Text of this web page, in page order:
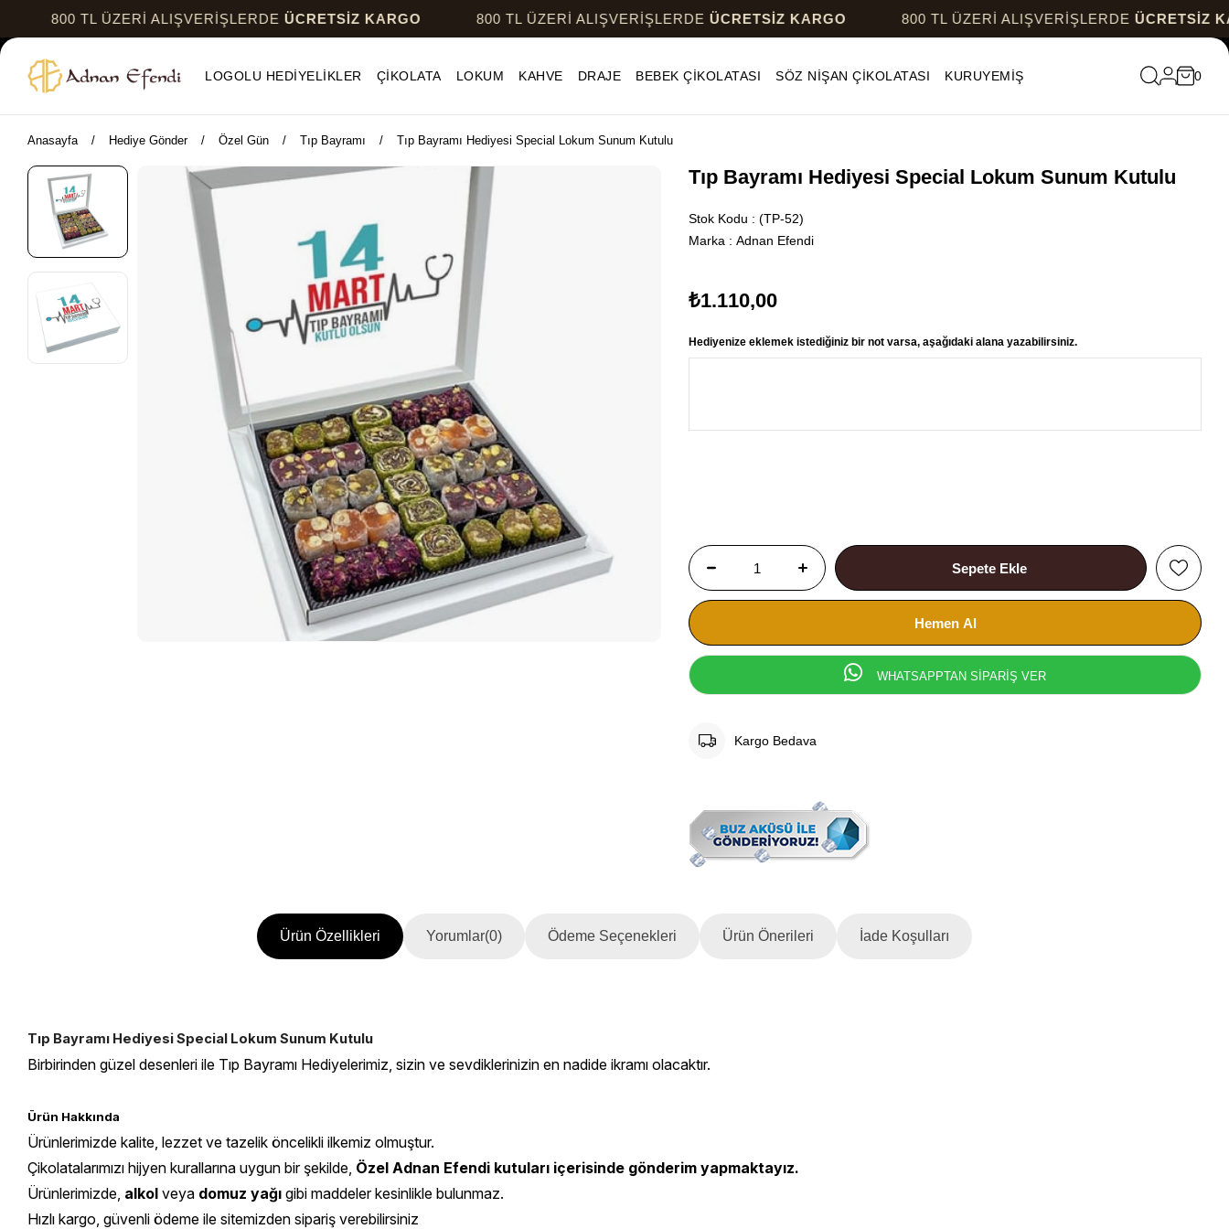
TL ÜZERİ ALIŞVERİŞLERDEÜCRETSİZ KARGO 800 TL ÜZERİ ALIŞVERİŞLERDEÜCRETSİZ KARGO 800 TL ÜZERİ ALIŞVERİŞLERDEÜCRETSİZ KARGO
LOGOLU HEDİYELİKLER ÇİKOLATA LOKUM KAHVE DRAJE BEBEK ÇİKOLATASI SÖZ NİŞAN ÇİKOLATASI KURUYEMİŞ 0
Anasayfa Hediye Gönder Özel Gün Tıp Bayramı Tıp Bayramı Hediyesi Special Lokum Sunum Kutulu
Tıp Bayramı Hediyesi Special Lokum Sunum Kutulu
Stok Kodu
(TP-52)
Marka : Adnan Efendi
₺1.110,00
Hediyenize eklemek istediğiniz bir not varsa, aşağıdaki alana yazabilirsiniz.
WHATSAPPTAN SİPARİŞ VER
Kargo Bedava
Ürün Özellikleri Yorumlar(0) Ödeme Seçenekleri Ürün Önerileri İade Koşulları
Tıp Bayramı Hediyesi Special Lokum Sunum Kutulu
Birbirinden güzel desenleri ile Tıp Bayramı Hediyelerimiz, sizin ve sevdiklerinizin en nadide ikramı olacaktır.
Ürün Hakkında
Ürünlerimizde kalite, lezzet ve tazelik öncelikli ilkemiz olmuştur.
Çikolatalarımızı hijyen kurallarına uygun bir şekilde, Özel Adnan Efendi kutuları içerisinde gönderim yapmaktayız.
Ürünlerimizde, alkol veya domuz yağı gibi maddeler kesinlikle bulunmaz.
Hızlı kargo, güvenli ödeme ile sitemizden sipariş verebilirsiniz